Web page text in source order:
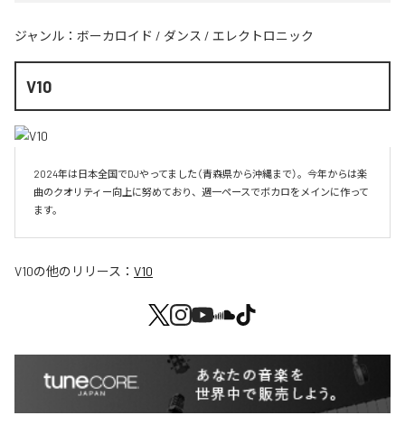
ジャンル： ボーカロイド / ダンス / エレクトロニック
V10
2024年は日本全国でDJやってました（青森県から沖縄まで）。今年からは楽
曲のクオリティー向上に努めており、週一ペースでボカロをメインに作って
V10の他のリリース： V10